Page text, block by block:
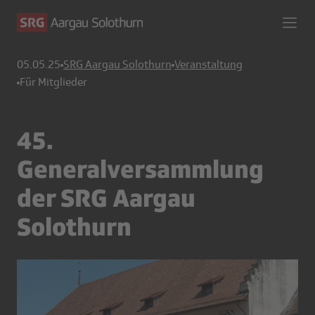
05.05.25 SRG Aargau Solothurn Veranstaltung
Für Mitglieder
45.
Generalversammlung
der SRG Aargau
Solothurn